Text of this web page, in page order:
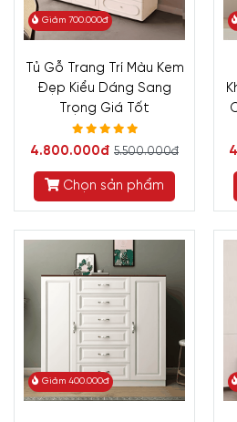
Giảm 700.000đ
Tủ Gỗ Trang Trí Màu Kem
Đẹp Kiểu Dáng Sang
Trọng Giá Tốt
4.800.000đ 5.500.000đ
Chọn sản phẩm
Giảm 400.000đ